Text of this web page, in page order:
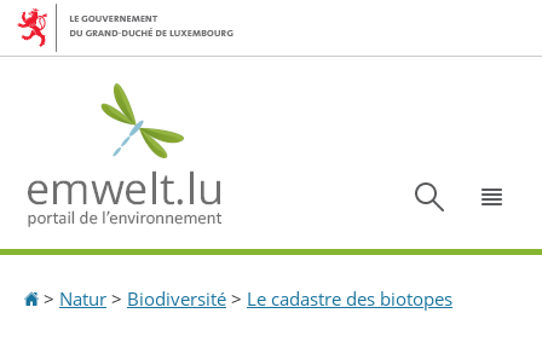
Aller
Aller
Accueil
> Natur > Biodiversité > Le cadastre des biotopes